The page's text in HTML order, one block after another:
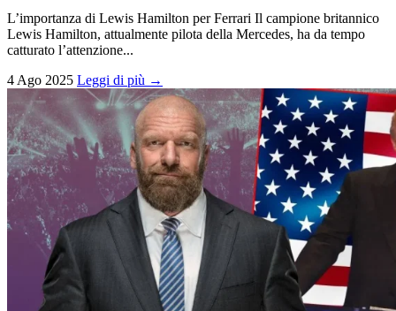
L’importanza di Lewis Hamilton per Ferrari Il campione britannico
Lewis Hamilton, attualmente pilota della Mercedes, ha da tempo
catturato l’attenzione...
4 Ago 2025 Leggi di più →